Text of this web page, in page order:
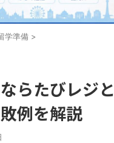
学準備 >
らたびレジ
例を解説